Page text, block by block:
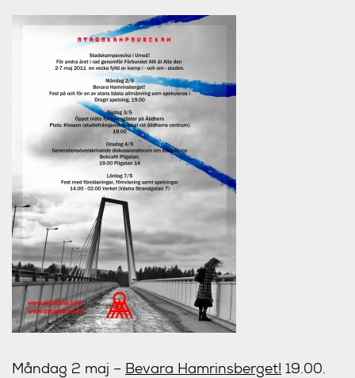
Måndag 2 maj – Bevara Hamrinsberget! 19.00.